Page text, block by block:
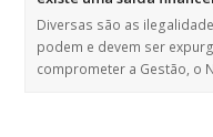
Diversas são as
podem e devem ser
comprometer a Gestão, o